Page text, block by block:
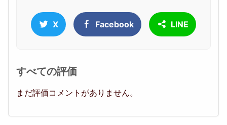
X Facebook LINE
すべての評価
まだ評価コメントがありません。